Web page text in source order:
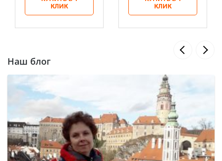
КЛИК
КЛИК
Наш блог